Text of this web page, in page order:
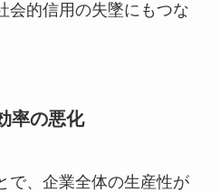
会的信用の失墜にもつな
率の悪化
で、企業全体の生産性が